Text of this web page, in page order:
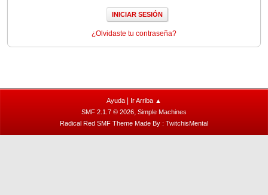
¿Olvidaste tu contraseña?
Ayuda
Ir Arriba ▲
SMF 2.1.7 © 2026, Simple Machines
Radical Red SMF Theme Made By : TwitchisMental